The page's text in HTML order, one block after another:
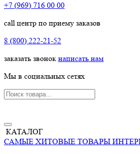
+7 (969) 716 00 00
call центр по приему заказов
8 (800) 222-21-52
заказать звонок написать нам
Мы в социальных сетях
КАТАЛОГ
САМЫЕ ХИТОВЫЕ ТОВАРЫ